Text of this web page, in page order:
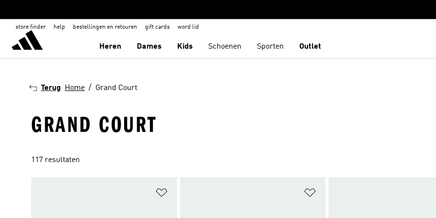
store finder help bestellingen en retouren gift cards word lid
Heren Dames Kids Schoenen Sporten Outlet
Terug Home Grand Court
GRAND COURT
117 resultaten